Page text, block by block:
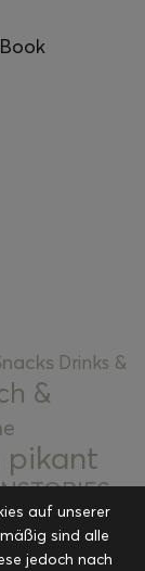
Drinks &
&
pikant
Kuchen und
&
auf unserer
sind alle
jedoch nach